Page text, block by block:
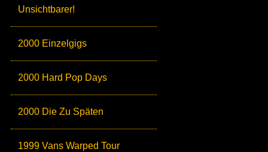
Unsichtbarer!
2000 Einzelgigs
2000 Hard Pop Days
2000 Die Zu Späten
1999 Vans Warped Tour